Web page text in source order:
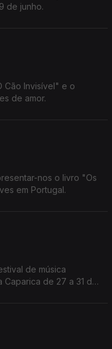
de junho.
Cão Invisível" e o
de amor.
nos o livro "Os
em Portugal.
de música
de 27 a 31 de